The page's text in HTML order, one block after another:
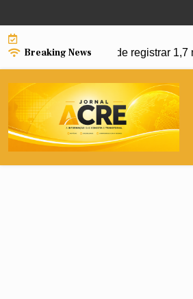
to
content
Breaking News
e Brasil pode registrar 1,7